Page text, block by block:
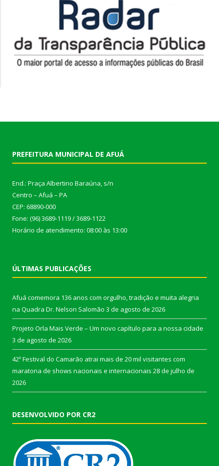
PREFEITURA MUNICIPAL DE AFUÁ
End.: Praça Albertino Baraúna, s/n
Centro – Afuá – PA
CEP: 68890-000
Fone: (96) 3689-1119 / 3689-1122
Horário de atendimento: 08:00 às 13:00
ÚLTIMAS PUBLICAÇÕES
Afuá comemora 136 anos com orgulho, tradição e muita alegria
na Quadra Dr. Nelson Salomão 3 de agosto de 2026
Projeto Orla Mais Verde – Um novo capítulo para a nossa cidade
3 de agosto de 2026
42º Festival do Camarão atrai mais de 20 mil visitantes com
maratona de shows nacionais e internacionais 28 de julho de
2026
DESENVOLVIDO POR CR2